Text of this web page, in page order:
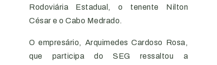
Rodoviária Estadual, o tenente Nilton
César e o Cabo Medrado.
O empresário, Arquimedes Cardoso Rosa,
que participa do SEG ressaltou a